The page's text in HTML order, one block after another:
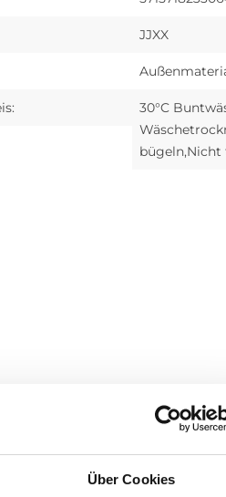
Über Cookies
JJXX
30°C